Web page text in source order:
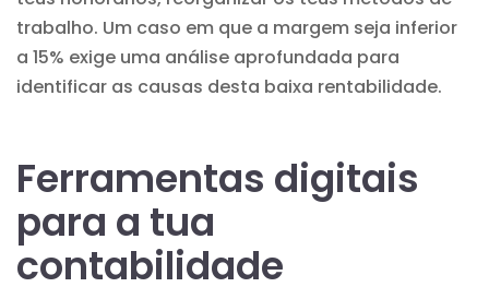
trabalho. Um caso em que a margem seja inferior
a 15% exige uma análise aprofundada para
identificar as causas desta baixa rentabilidade.
Ferramentas digitais
para a tua
contabilidade